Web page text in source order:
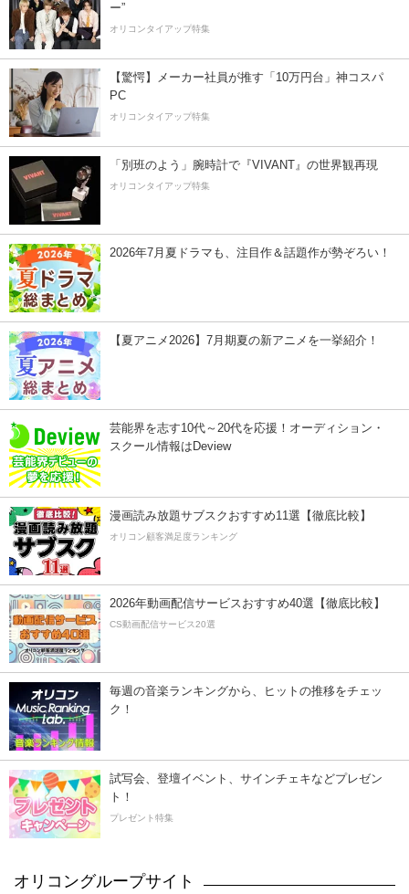
ー”
オリコンタイアップ特集
【驚愕】メーカー社員が推す「10万円台」神コスパ
PC
オリコンタイアップ特集
「別班のよう」腕時計で『VIVANT』の世界観再現
オリコンタイアップ特集
2026年7月夏ドラマも、注目作＆話題作が勢ぞろい！
【夏アニメ2026】7月期夏の新アニメを一挙紹介！
芸能界を志す10代～20代を応援！オーディション・
スクール情報はDeview
漫画読み放題サブスクおすすめ11選【徹底比較】
オリコン顧客満足度ランキング
2026年動画配信サービスおすすめ40選【徹底比較】
CS動画配信サービス20選
毎週の音楽ランキングから、ヒットの推移をチェッ
ク！
試写会、登壇イベント、サインチェキなどプレゼン
ト！
プレゼント特集
オリコングループサイト